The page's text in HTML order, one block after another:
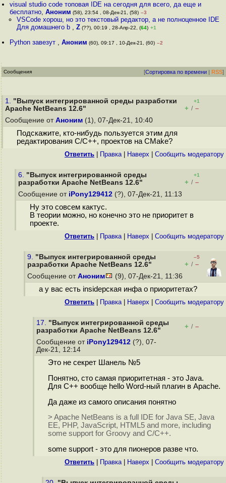
visual studio code топовая IDE на сегодня для всего, да еще и
бесплатно,Аноним (58), 23:54 , 08-Дек-21, (58) –3
VSCode хорош, но это текстовый редактор, а не полноценное IDE
Для домашнего b , Z(??), 00:19 , 28-Апр-22, (64) +1
Python завезут ,Аноним (60), 09:17 , 10-Дек-21, (60) –2
Сообщения [Сортировка по времени | RSS]
1. "Выпуск интегрированной среды разработки
Apache NetBeans 12.6"
+1
+ / –
Сообщение от Аноним (1), 07-Дек-21, 10:40
Подскажите, кто-нибудь пользуется этим для
редактирования С/С++, проектов на CMake?
Ответить Правка| Наверх Cообщить модератору
6. "Выпуск интегрированной среды
разработки Apache NetBeans 12.6"
+1
+ / –
Сообщение от iPony129412 (?), 07-Дек-21, 11:13
Ну это совсем кактус.
В теории можно, но конечно это не приоритет в
проекте.
Ответить Правка| Наверх Cообщить модератору
9. "Выпуск интегрированной среды
разработки Apache NetBeans 12.6"
–5
+ / –
Сообщение от Аноним (9), 07-Дек-21, 11:36
а у вас есть insideрская инфа о приоритетах?
Ответить Правка| Наверх Cообщить модератору
17. "Выпуск интегрированной среды
разработки Apache NetBeans 12.6"
+ / –
Сообщение от iPony129412 (?), 07-
Дек-21, 12:14
Это не секрет Шанель №5
Понятно, сто самая приоритетная - это Java.
Для C++ вообще hello Word-ный плагин в Apache.
Да даже из самого описания понятно
> Apache NetBeans is a full IDE for Java SE, Java
EE, PHP, JavaScript, HTML5 and more, including
some support for Groovy and C/C++.
some support - это для пионеров разве что.
Ответить Правка| Наверх Cообщить модератору